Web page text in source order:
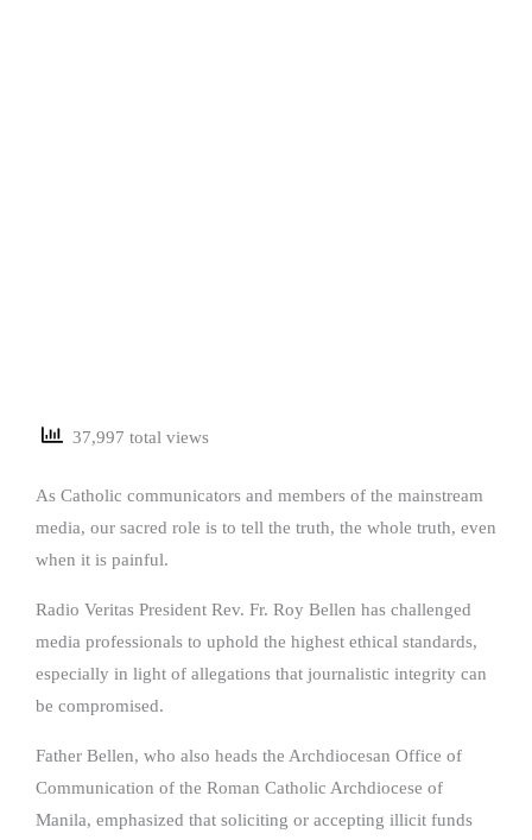
37,997 total views
As Catholic communicators and members of the mainstream
media, our sacred role is to tell the truth, the whole truth, even
when it is painful.
Radio Veritas President Rev. Fr. Roy Bellen has challenged
media professionals to uphold the highest ethical standards,
especially in light of allegations that journalistic integrity can
be compromised.
Father Bellen, who also heads the Archdiocesan Office of
Communication of the Roman Catholic Archdiocese of
Manila, emphasized that soliciting or accepting illicit funds